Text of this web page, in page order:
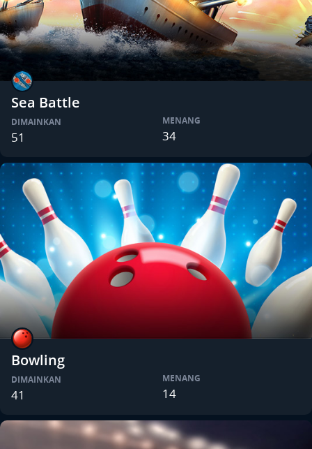
Sea Battle
DIMAINKAN
51
MENANG
34
Bowling
DIMAINKAN
41
MENANG
14